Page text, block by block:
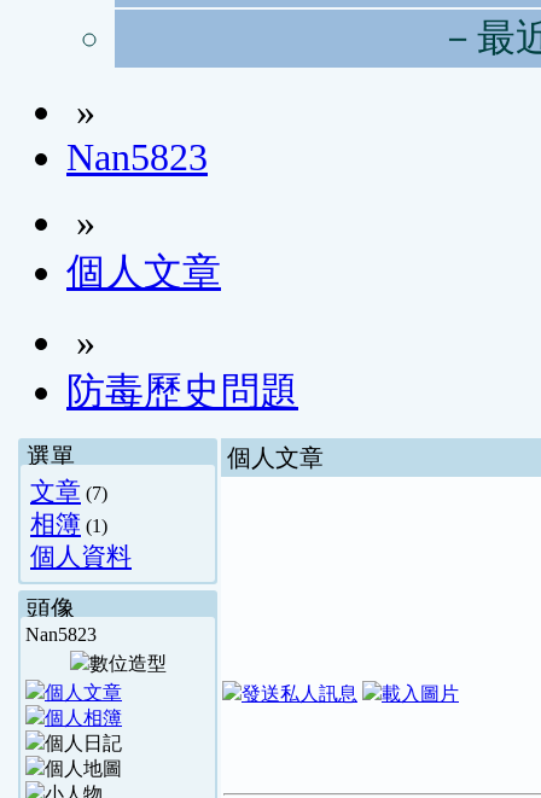
－最
»
Nan5823
»
個人文章
»
防毒歷史問題
選單
文章 (7)
相簿 (1)
個人資料
頭像
Nan5823
個人文章